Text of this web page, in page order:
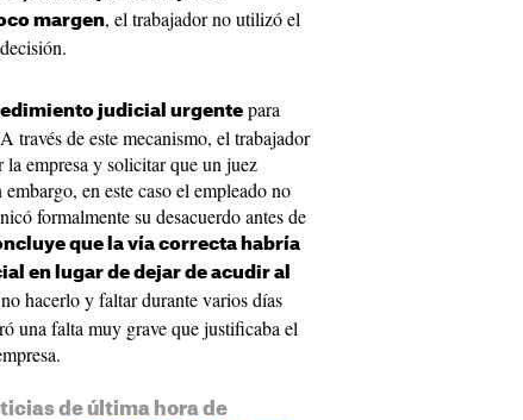
margen, el trabajador no utilizó el
judicial urgente para
través de este mecanismo, el trabajador
empresa y solicitar que un juez
en este caso el empleado no
formalmente su desacuerdo antes de
que la vía correcta habría
en lugar de dejar de acudir al
hacerlo y faltar durante varios días
una falta muy grave que justificaba el
de última hora de